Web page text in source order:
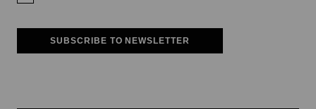
SUBSCRIBE TO NEWSLETTER